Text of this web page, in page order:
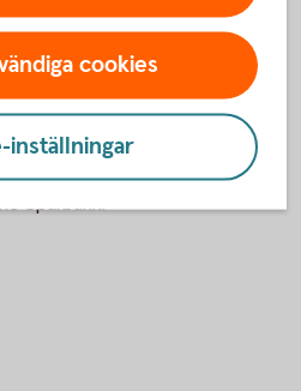
på Singö.
km som är perfekt för
cykel och där man får
berättar Charlotte
Sparbank.
cookies
inställningar